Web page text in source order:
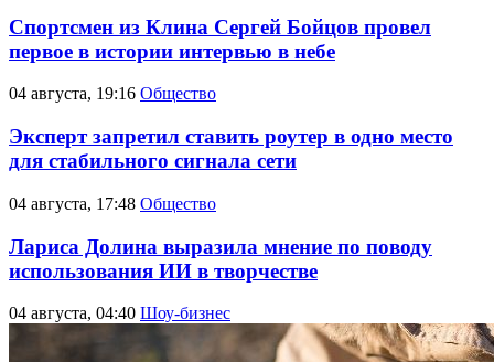
Спортсмен из Клина Сергей Бойцов провел
первое в истории интервью в небе
04 августа, 19:16 Общество
Эксперт запретил ставить роутер в одно место
для стабильного сигнала сети
04 августа, 17:48 Общество
Лариса Долина выразила мнение по поводу
использования ИИ в творчестве
04 августа, 04:40 Шоу-бизнес